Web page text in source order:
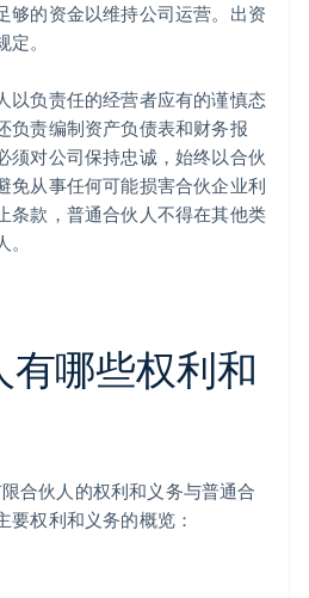
够的资金以维持公司运营。出资
。
以负责任的经营者应有的谨慎态
负责编制资产负债表和财务报
须对公司保持忠诚，始终以合伙
免从事任何可能损害合伙企业利
条款，普通合伙人不得在其他类
哪些权利和
合伙人的权利和义务与普通合
要权利和义务的概览：